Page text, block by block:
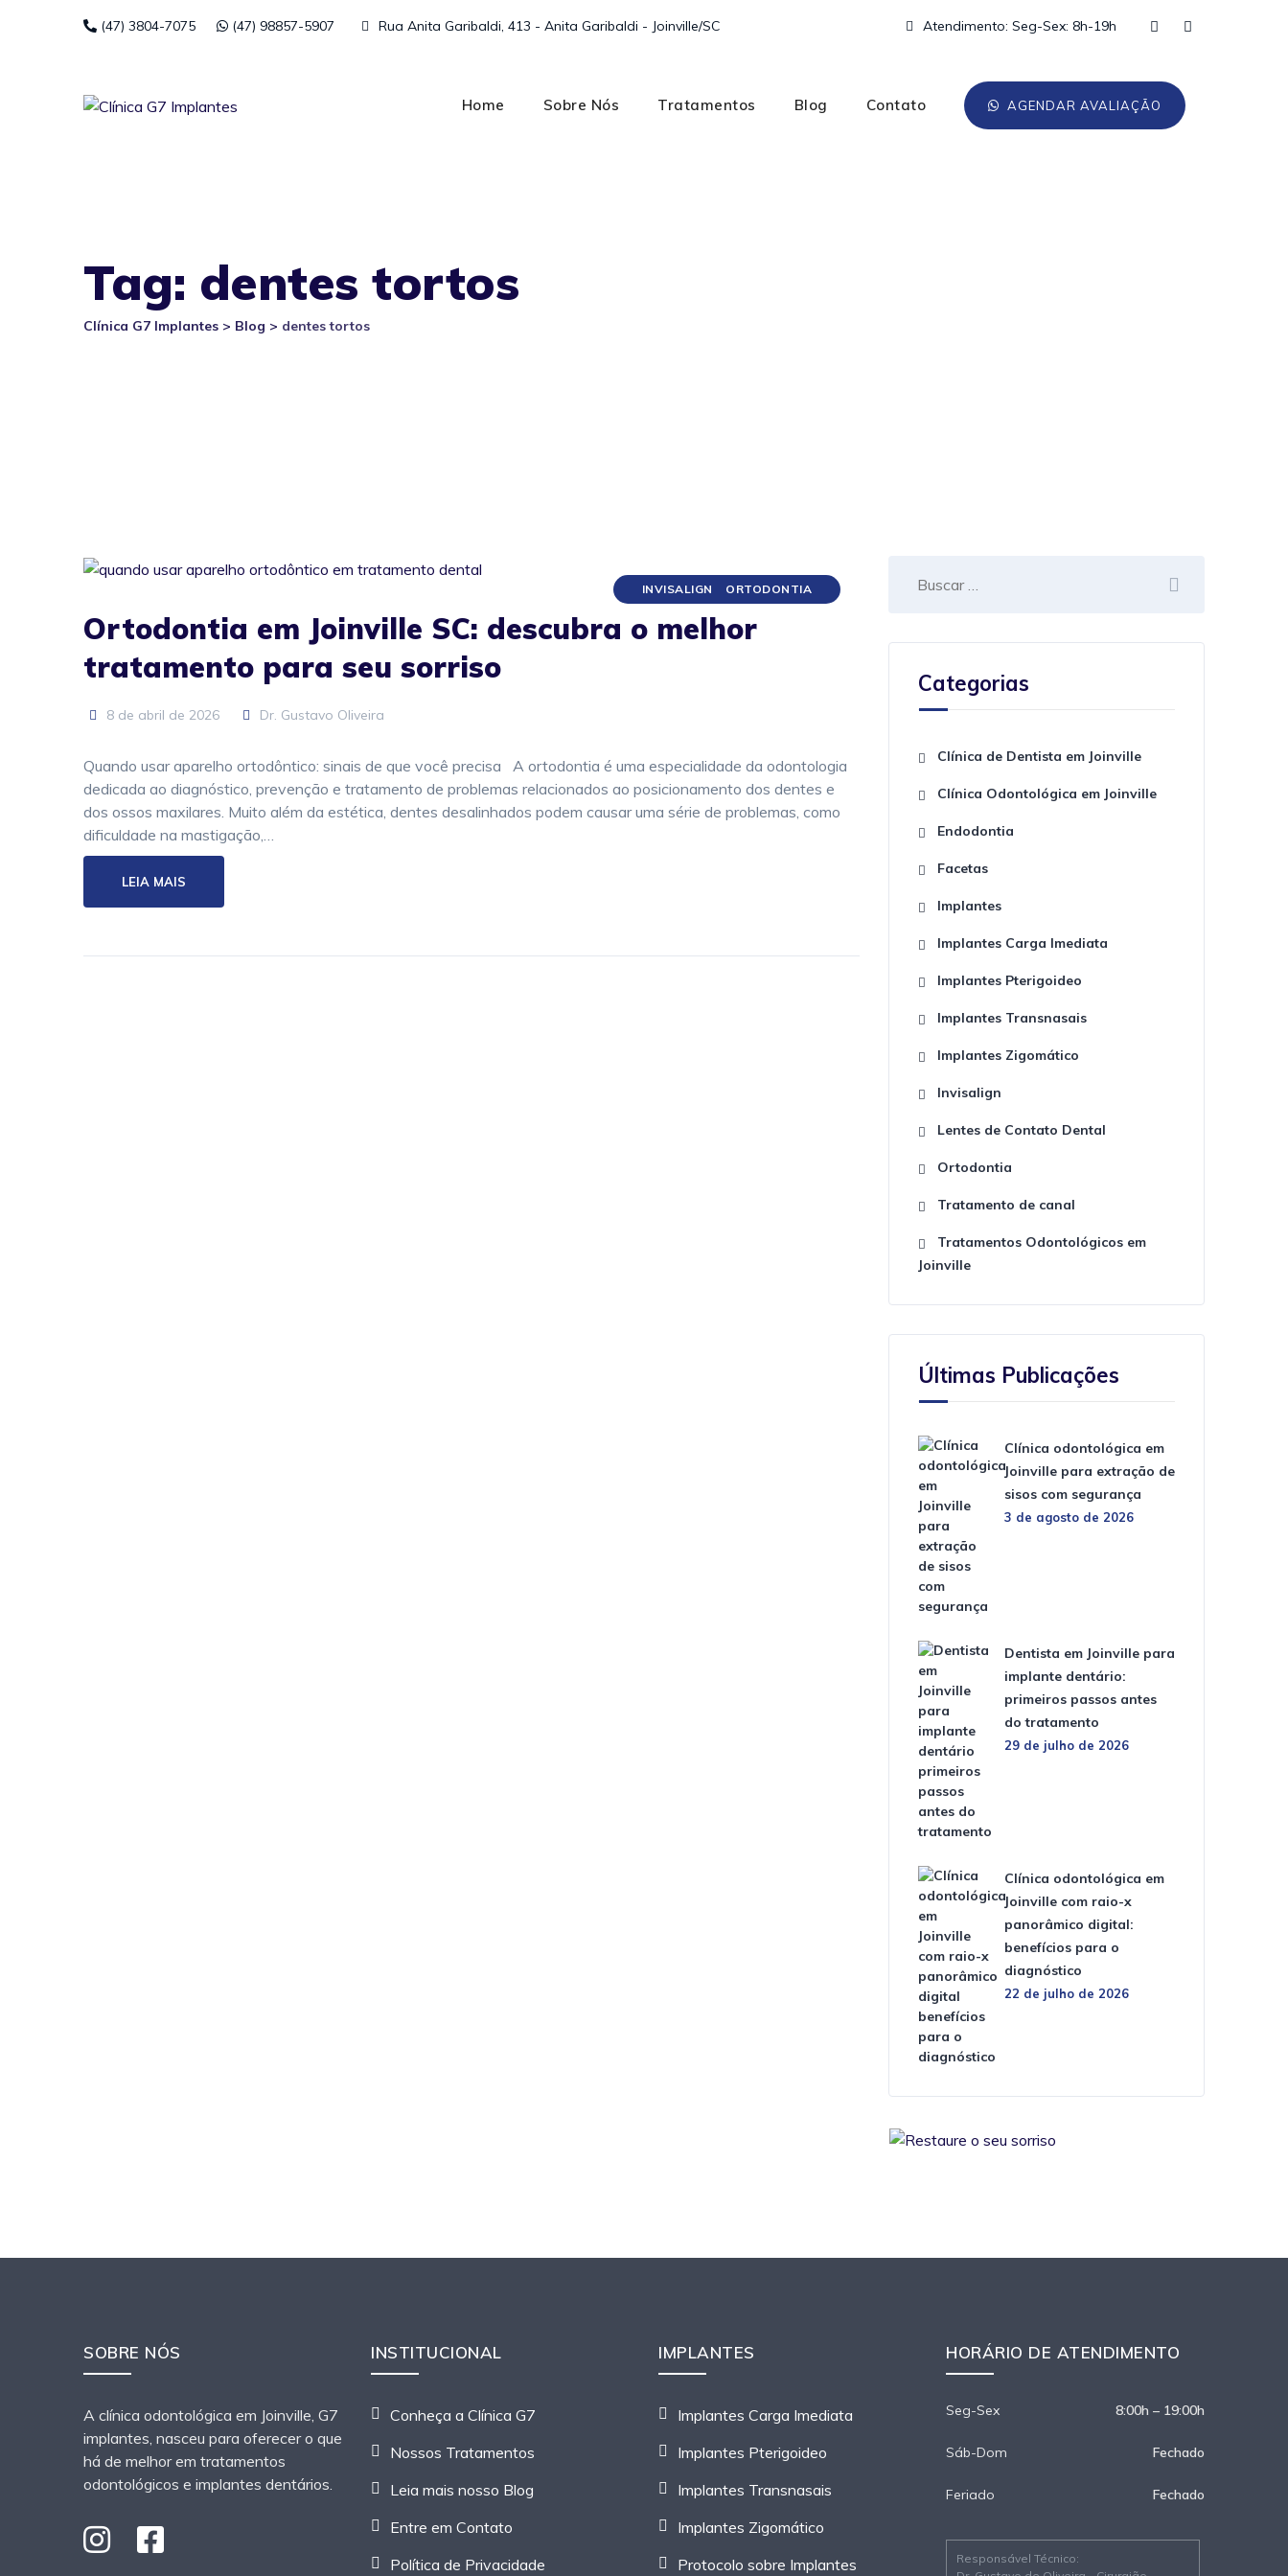
(47) 3804-7075 (47) 98857-5907 Rua Anita Garibaldi, 413 - Anita Garibaldi - Joinville/SC Atendimento: Seg-Sex: 8h-19h
Home Sobre Nós Tratamentos Blog Contato AGENDAR AVALIAÇÃO
Tag: dentes tortos
Clínica G7 Implantes > Blog > dentes tortos
INVISALIGN ORTODONTIA
Ortodontia em Joinville SC: descubra o melhor
tratamento para seu sorriso
8 de abril de 2026 Dr. Gustavo Oliveira
Quando usar aparelho ortodôntico: sinais de que você precisa A ortodontia é uma especialidade da odontologia
dedicada ao diagnóstico, prevenção e tratamento de problemas relacionados ao posicionamento dos dentes e
dos ossos maxilares. Muito além da estética, dentes desalinhados podem causar uma série de problemas, como
dificuldade na mastigação,…
LEIA MAIS
Categorias
Clínica de Dentista em Joinville
Clínica Odontológica em Joinville
Endodontia
Facetas
Implantes
Implantes Carga Imediata
Implantes Pterigoideo
Implantes Transnasais
Implantes Zigomático
Invisalign
Lentes de Contato Dental
Ortodontia
Tratamento de canal
Tratamentos Odontológicos em
Joinville
Últimas Publicações
Clínica odontológica em
Joinville para extração de
sisos com segurança
3 de agosto de 2026
Dentista em Joinville para
implante dentário:
primeiros passos antes
do tratamento
29 de julho de 2026
Clínica odontológica em
Joinville com raio-x
panorâmico digital:
benefícios para o
diagnóstico
22 de julho de 2026
SOBRE NÓS
A clínica odontológica em Joinville, G7
implantes, nasceu para oferecer o que
há de melhor em tratamentos
odontológicos e implantes dentários.
INSTITUCIONAL
Conheça a Clínica G7
Nossos Tratamentos
Leia mais nosso Blog
Entre em Contato
Política de Privacidade
IMPLANTES
Implantes Carga Imediata
Implantes Pterigoideo
Implantes Transnasais
Implantes Zigomático
Protocolo sobre Implantes
HORÁRIO DE ATENDIMENTO
Seg-Sex 8:00h – 19:00h
Sáb-Dom Fechado
Feriado Fechado
Responsável Técnico: